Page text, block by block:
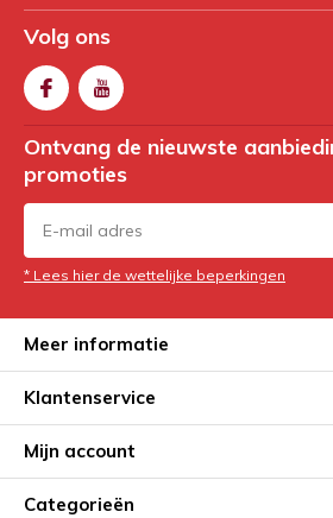
Volg ons
Ontvang de nieuwste
promoties
* Lees hier de wettelijke beperkingen
Meer informatie
Klantenservice
Mijn account
Categorieën